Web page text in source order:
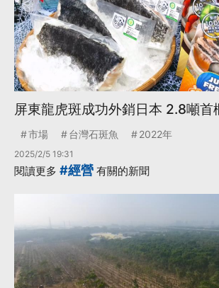
屏東龍虎斑成功外銷日本 2.8噸首
市場 台灣石斑魚 2022年
2025/2/5 19:31
閱讀更多 #經營 有關的新聞